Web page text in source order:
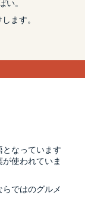
。
ます。
なっています
使われていま
ではのグルメ